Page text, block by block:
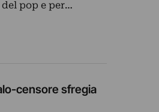
pop e per…
censore sfregia